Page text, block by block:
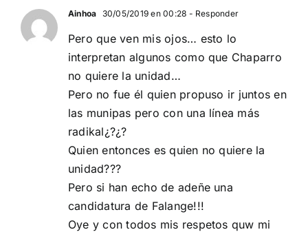
Ainhoa 30/05/2019 en 00:28 - Responder
Pero que ven mis ojos… esto lo
interpretan algunos como que Chaparro
no quiere la unidad…
Pero no fue él quien propuso ir juntos en
las munipas pero con una línea más
radikal¿?¿?
Quien entonces es quien no quiere la
unidad???
Pero si han echo de adeñe una
candidatura de Falange!!!
Oye y con todos mis respetos quw mi